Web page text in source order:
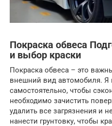
Покраска обвеса
и выбор краски
Покраска обвеса – это
внешний вид автомобиля. Я
самостоятельно, чтобы
необходимо зачистить
удалить все загрязнения и
нанести грунтовку, чтобы